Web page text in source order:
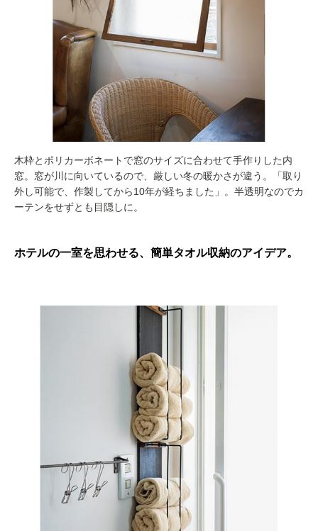
木枠とポリカーボネートで窓のサイズに合わせて手作りした内
窓。窓が川に向いているので、厳しい冬の暖かさが違う。「取り
外し可能で、作製してから10年が経ちました」。半透明なのでカ
ーテンをせずとも目隠しに。
ホテルの一室を思わせる、簡単タオル収納のアイデア。